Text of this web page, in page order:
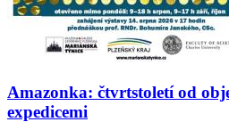
Amazonka: čtvrtstoletí od
expedicemi